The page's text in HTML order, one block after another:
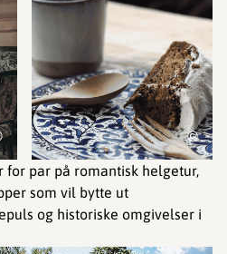
©
for par på romantisk helgetur,
som vil bytte ut
og historiske omgivelser i